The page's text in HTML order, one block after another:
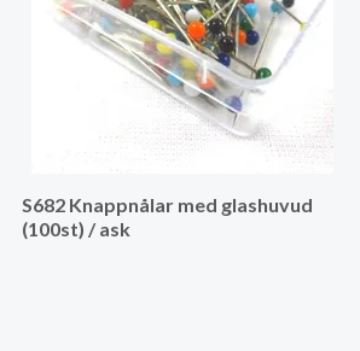
S682 Knappnålar med glashuvud
(100st) / ask